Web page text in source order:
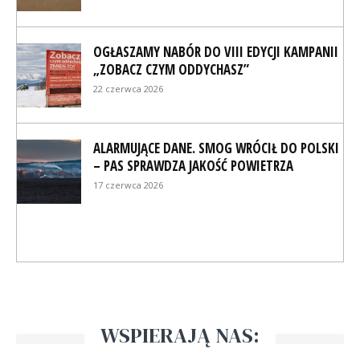
OGŁASZAMY NABÓR DO VIII EDYCJI KAMPANII
„ZOBACZ CZYM ODDYCHASZ”
22 czerwca 2026
ALARMUJĄCE DANE. SMOG WRÓCIŁ DO POLSKI
– PAS SPRAWDZA JAKOŚĆ POWIETRZA
17 czerwca 2026
WSPIERAJĄ NAS: